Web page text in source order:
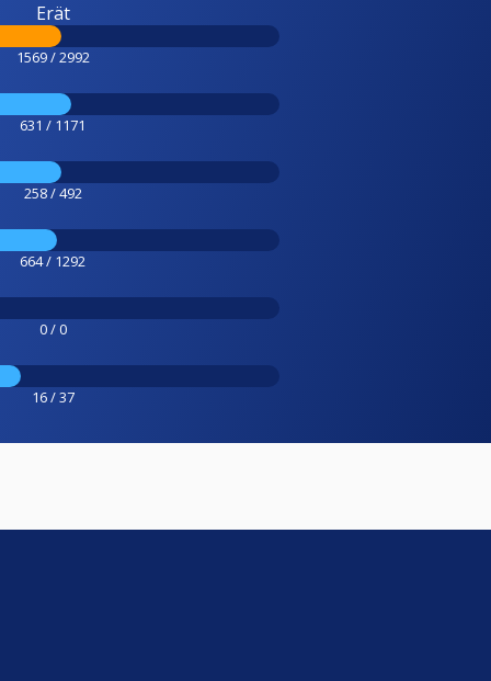
Erät
1569 / 2992
631 / 1171
258 / 492
664 / 1292
0 / 0
16 / 37